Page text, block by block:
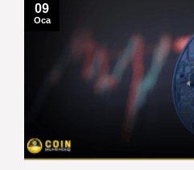
09
Oca